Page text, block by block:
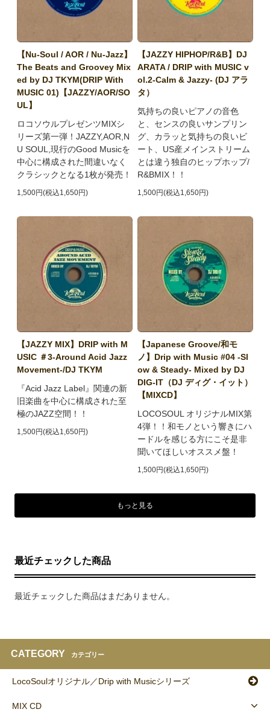
【Nu-Soul / AOR / Nu-Jazz】
The Beats and Groovey Mix
ed by DJ TKYM(DRIP With
MUSIC 01)【JAZZY/AOR/SO
UL】
ロコソウルプレゼンツMIXシ
リーズ第一弾！JAZZY,AOR,N
U SOUL,現行のGood Musicを
中心に構成された間違いなく
クラシックとなる1枚が発売！
1,500円(税込1,650円)
【JAZZY HIPHOP/R&B】DJ
ARATA / DRIP with MUSIC v
ol.2-Calm & Jazzy- (DJ アラ
タ）
気持ちの良いピアノの音色
と、センスの良いサンプリン
グ、カラッと気持ちの良いビ
ート、US産メインストリーム
とは違う独自のヒップホップ/
R&BMIX！！
1,500円(税込1,650円)
【JAZZY MIX】DRIP with M
USIC ＃3-Around Acid Jazz
Movement-/DJ TKYM
『Acid Jazz Label』関連の新
旧楽曲を中心に構成された至
極のJAZZ空間！！
1,500円(税込1,650円)
【Japanese Groove/和モ
ノ】Drip with Music #04 -Sl
ow & Steady- Mixed by DJ
DIG-IT（DJ ディグ・イット）
【MIXCD】
LOCOSOUL オリジナルMIX第
4弾！！和モノという響きにハ
ードルを感じる方にこそ是非
聞いてほしいオススメ盤！
1,500円(税込1,650円)
もっと見る
最近チェックした商品
最近チェックした商品はまだありません。
CATEGORY カテゴリー
LocoSoulオリジナル／Drip with Musicシリーズ
MIX CD